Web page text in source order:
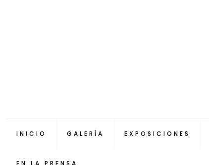
INICIO GALERÍA EXPOSICIONES
EN LA PRENSA